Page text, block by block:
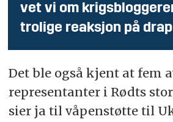
vet vi om
trolige reaksjon på
Det ble også kjent at fem
representanter i Rødts
sier ja til våpenstøtte til